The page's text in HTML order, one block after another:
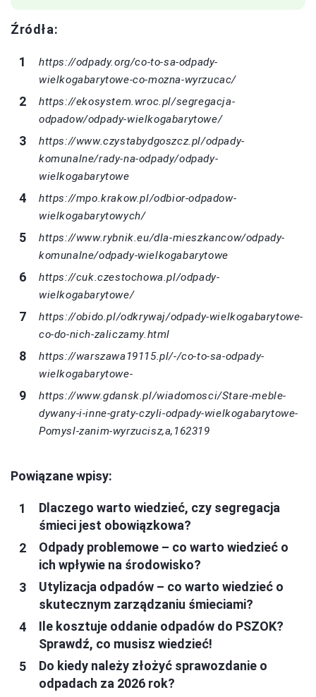
Źródła:
https://odpady.org/co-to-sa-odpady-
wielkogabarytowe-co-mozna-wyrzucac/
https://ekosystem.wroc.pl/segregacja-
odpadow/odpady-wielkogabarytowe/
https://www.czystabydgoszcz.pl/odpady-
komunalne/rady-na-odpady/odpady-
wielkogabarytowe
https://mpo.krakow.pl/odbior-odpadow-
wielkogabarytowych/
https://www.rybnik.eu/dla-mieszkancow/odpady-
komunalne/odpady-wielkogabarytowe
https://cuk.czestochowa.pl/odpady-
wielkogabarytowe/
https://obido.pl/odkrywaj/odpady-wielkogabarytowe-
co-do-nich-zaliczamy.html
https://warszawa19115.pl/-/co-to-sa-odpady-
wielkogabarytowe-
https://www.gdansk.pl/wiadomosci/Stare-meble-
dywany-i-inne-graty-czyli-odpady-wielkogabarytowe-
Pomysl-zanim-wyrzucisz,a,162319
Powiązane wpisy:
Dlaczego warto wiedzieć, czy segregacja
śmieci jest obowiązkowa?
Odpady problemowe – co warto wiedzieć o
ich wpływie na środowisko?
Utylizacja odpadów – co warto wiedzieć o
skutecznym zarządzaniu śmieciami?
Ile kosztuje oddanie odpadów do PSZOK?
Sprawdź, co musisz wiedzieć!
Do kiedy należy złożyć sprawozdanie o
odpadach za 2026 rok?